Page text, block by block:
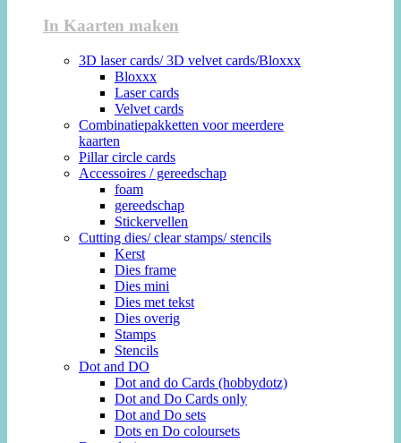
In Kaarten maken
3D laser cards/ 3D velvet cards/Bloxxx
Bloxxx
Laser cards
Velvet cards
Combinatiepakketten voor meerdere
kaarten
Pillar circle cards
Accessoires / gereedschap
foam
gereedschap
Stickervellen
Cutting dies/ clear stamps/ stencils
Kerst
Dies frame
Dies mini
Dies met tekst
Dies overig
Stamps
Stencils
Dot and DO
Dot and do Cards (hobbydotz)
Dot and Do Cards only
Dot and Do sets
Dots en Do coloursets